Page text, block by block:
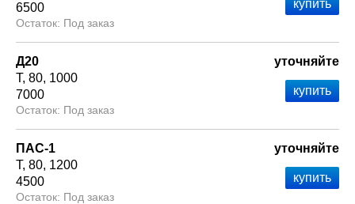
6500
Под заказ
Д20
Т 80 1000
7000
Под заказ
уточняйте
ПАС-1
Т 80 1200
4500
Под заказ
уточняйте